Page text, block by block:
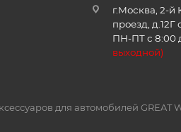
г.Москва, 2-
проезд, д.12Г
ПН-ПТ с 8:00
выходной)
для автомобилей GREAT